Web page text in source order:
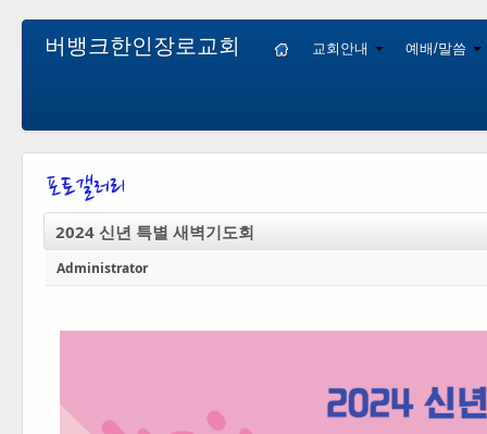
버뱅크한인장로교회 교회안내 예배/말씀
2024 신년 특별 새벽기도회
Administrator